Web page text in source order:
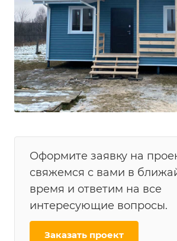
Оформите заявку на
свяжемся с вами в
время и ответим на все
интересующие вопросы.
Заказать проект